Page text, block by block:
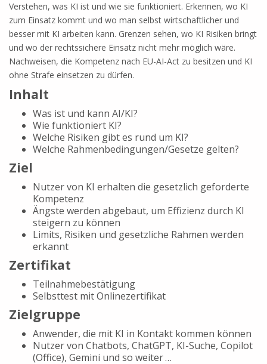
Verstehen, was KI ist und wie sie funktioniert. Erkennen, wo KI
zum Einsatz kommt und wo man selbst wirtschaftlicher und
besser mit KI arbeiten kann. Grenzen sehen, wo KI Risiken bringt
und wo der rechtssichere Einsatz nicht mehr möglich wäre.
Nachweisen, die Kompetenz nach EU-AI-Act zu besitzen und KI
ohne Strafe einsetzen zu dürfen.
Inhalt
Was ist und kann AI/KI?
Wie funktioniert KI?
Welche Risiken gibt es rund um KI?
Welche Rahmenbedingungen/Gesetze gelten?
Ziel
Nutzer von KI erhalten die gesetzlich geforderte
Kompetenz
Ängste werden abgebaut, um Effizienz durch KI
steigern zu können
Limits, Risiken und gesetzliche Rahmen werden
erkannt
Zertifikat
Teilnahmebestätigung
Selbsttest mit Onlinezertifikat
Zielgruppe
Anwender, die mit KI in Kontakt kommen können
Nutzer von Chatbots, ChatGPT, KI-Suche, Copilot
(Office), Gemini und so weiter …